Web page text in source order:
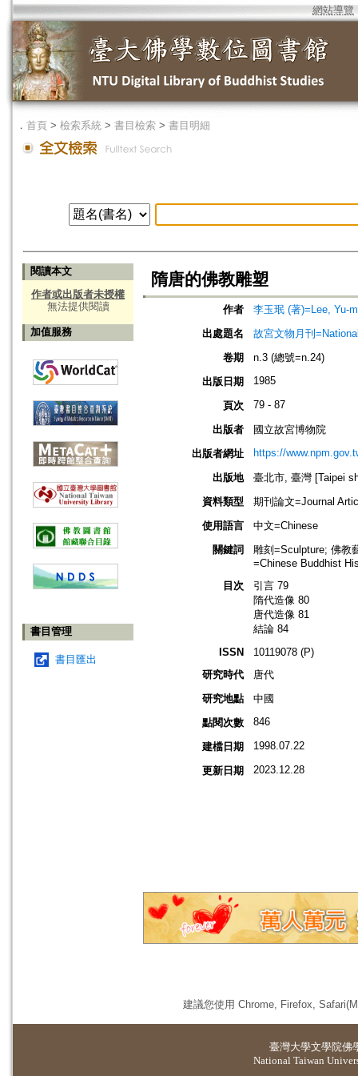
網站導覽
． 首頁 > 檢索系統 > 書目檢索 > 書目明細
閱讀本文
作者或出版者未授權
無法提供閱讀
加值服務
書目管理
書目匯出
隋唐的佛教雕塑
作者
李玉珉 (著)=Lee, Yu-
出處題名
故宮文物月刊
卷期
n.3 (總號=n.24)
出版日期
1985
頁次 79 - 87
出版者
國立故宮博物院
出版者網址
https://
出版地
臺北市, 臺灣 [Taipei
資料類型
期刊論文=Journal
使用語言
中文=Chinese
關鍵詞
雕刻=Sculpture; 佛教
=Chinese Buddhist
目次
引言 79
隋代造像 80
唐代造像 81
結論 84
ISSN
10119078 (P)
研究時代
唐代
研究地點
中國
點閱次數
846
建檔日期 1998.07.22
更新日期 2023.12.28
建議您使用 Chrome, Firefox,
臺灣大學文學院佛
National Taiwan